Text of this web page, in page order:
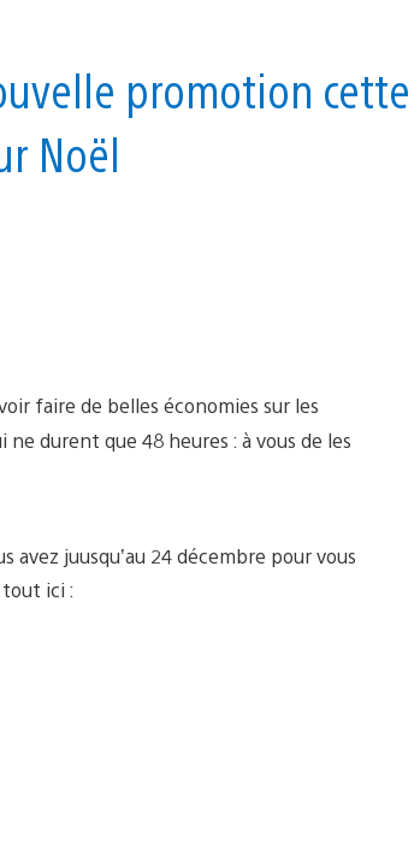
promotion cette
Noël
faire de belles économies sur les
ne durent que 48 heures : à vous de les
avez juusqu’au 24 décembre pour vous
ici :